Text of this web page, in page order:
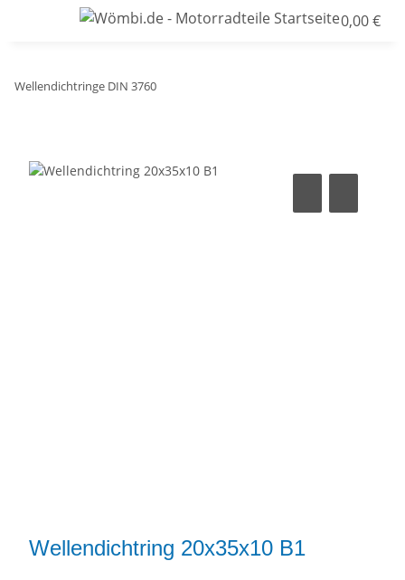
0,00 €
Wellendichtringe DIN 3760
Wellendichtring 20x35x10 B1